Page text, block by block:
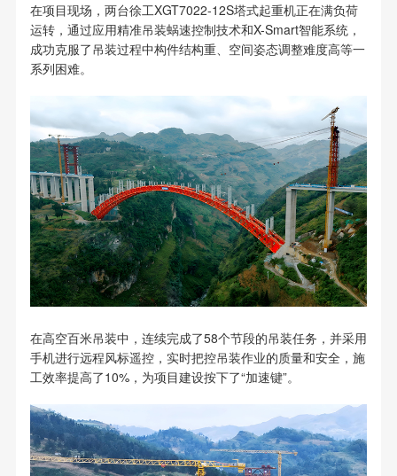
在项目现场，两台徐工XGT7022-12S塔式起重机正在满负荷
运转，通过应用精准吊装蜗速控制技术和X-Smart智能系统，
成功克服了吊装过程中构件结构重、空间姿态调整难度高等一
系列困难。
在高空百米吊装中，连续完成了58个节段的吊装任务，并采用
手机进行远程风标遥控，实时把控吊装作业的质量和安全，施
工效率提高了10%，为项目建设按下了“加速键”。